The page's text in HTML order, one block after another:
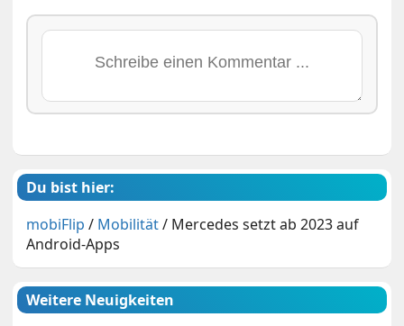
Du bist hier:
mobiFlip / Mobilität/ Mercedes setzt ab 2023 auf
Android-Apps
Weitere Neuigkeiten